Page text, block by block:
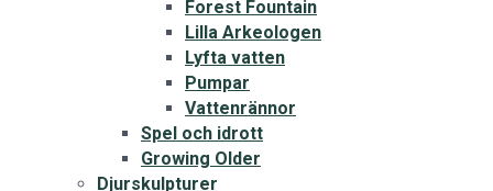
Forest Fountain
Lilla Arkeologen
Lyfta vatten
Pumpar
Vattenrännor
Spel och idrott
Growing Older
Djurskulpturer